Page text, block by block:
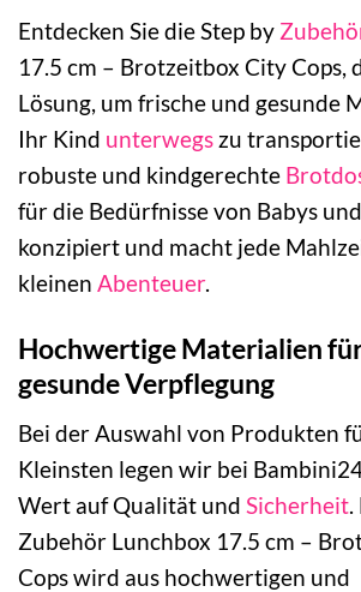
Entdecken Sie die Step by
17.5 cm – Brotzeitbox City Cops,
Lösung, um frische und gesunde
Ihr Kind unterwegs zu
robuste und kindgerechte
für die Bedürfnisse von Babys
konzipiert und macht jede
kleinen Abenteuer.
Hochwertige Materialien
gesunde Verpflegung
Bei der Auswahl von Produkten
Kleinsten legen wir bei
Wert auf Qualität und Sicherheit
Zubehör Lunchbox 17.5 cm –
Cops wird aus hochwertigen und